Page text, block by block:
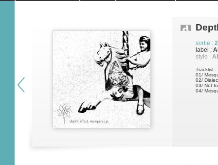
sortie :
label :
style :
Tracklist :
01/
02/
03/ Not
04/